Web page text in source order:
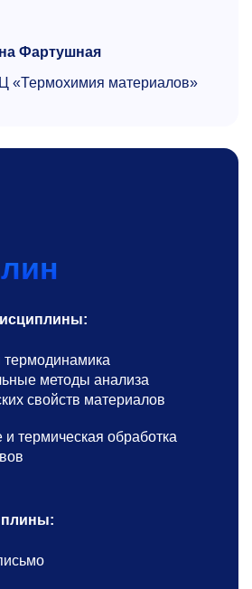
Фартушная
«Термохимия материалов»
термодинамика
методы анализа
свойств материалов
термическая обработка